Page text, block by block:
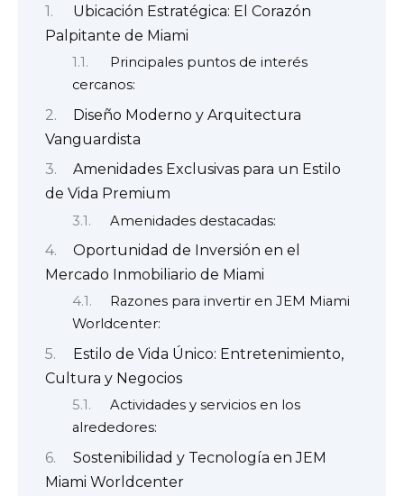
Ubicación Estratégica: El Corazón
Palpitante de Miami
Principales puntos de interés
cercanos:
Diseño Moderno y Arquitectura
Vanguardista
Amenidades Exclusivas para un Estilo
de Vida Premium
Amenidades destacadas:
Oportunidad de Inversión en el
Mercado Inmobiliario de Miami
Razones para invertir en JEM Miami
Worldcenter:
Estilo de Vida Único: Entretenimiento,
Cultura y Negocios
Actividades y servicios en los
alrededores:
Sostenibilidad y Tecnología en JEM
Miami Worldcenter